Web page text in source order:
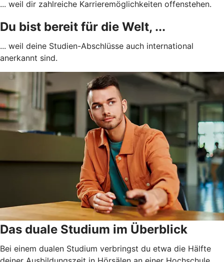
... weil dir zahlreiche Karrieremöglichkeiten offenstehen.
Du bist bereit für die Welt, ...
... weil deine Studien-Abschlüsse auch international
anerkannt sind.
Das duale Studium im Überblick
Bei einem dualen Studium verbringst du etwa die Hälfte